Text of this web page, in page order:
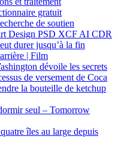
gratuit
de soutien
Design PSD XCF AI CDR
durer jusqu’à la fin
| Film
dévoile les secrets
de versement de Coca
la bouteille de ketchup
seul – Tomorrow
îles au large depuis